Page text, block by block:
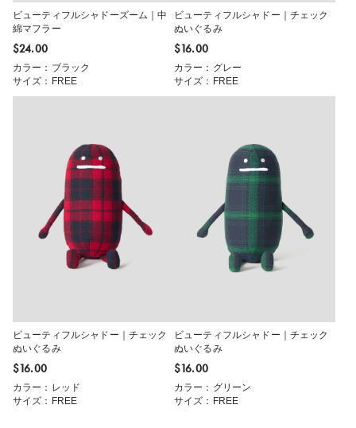
ビューティフルシャドーズーム｜中
綿マフラー
$‌24.00
カラー：ブラック
サイズ：FREE
ビューティフルシャドー｜チェック
ぬいぐるみ
$‌16.00
カラー：グレー
サイズ：FREE
ビューティフルシャドー｜チェック
ぬいぐるみ
$‌16.00
カラー：レッド
サイズ：FREE
ビューティフルシャドー｜チェック
ぬいぐるみ
$‌16.00
カラー：グリーン
サイズ：FREE